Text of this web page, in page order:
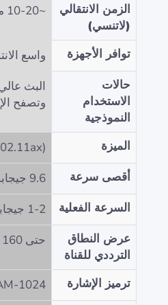
الزمن الانتقالي
(لاتنسي)
~10-20 مللي ثانية
توافر الأجهزة
واسع
حالات
الاستخدام
النموذجية
البث
وتصفح
الميزة
أقصى سرعة
9.6 جيجابت/ثانية
السرعة الفعلية
1-2 جيجابت/ثانية
عرض النطاق
الترددي للقناة
حتى 160 ميجاهرتز
ترميز الإشارة
1024-QAM